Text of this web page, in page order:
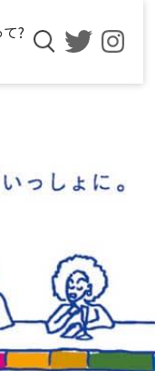
?